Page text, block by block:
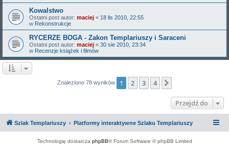
Kowalstwo
Ostatni post autor: maciej « 18 lis 2010, 22:55
w Rekonstrukcje
RYCERZE BOGA - Zakon Templariuszy i Saraceni
Ostatni post autor: maciej « 30 sie 2010, 23:34
w Recenzje książek i filmów
Znaleziono 78 wyników 1 2 3 4
Przejdź do
Szlak Templariuszy Platformy interaktywne Szlaku Templariuszy
Technologię dostarcza phpBB® Forum Software © phpBB Limited